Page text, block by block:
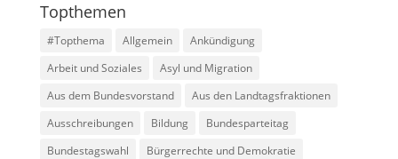
Topthemen
#Topthema Allgemein
Ankündigung
Arbeit und Soziales
Asyl und Migration
Aus dem Bundesvorstand
Aus den Landtagsfraktionen
Ausschreibungen
Bildung
Bundesparteitag
Bundestagswahl
Bürgerrechte und Demokratie